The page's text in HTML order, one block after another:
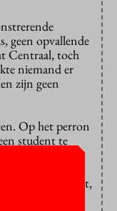
geen opvallende
Centraal, toch
niemand er
zijn geen
Op het perron
student te
die moet
niet gaan
echt doorgaat,
niet zeker